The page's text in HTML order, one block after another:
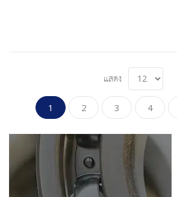
แสดง
PageYou're currently reading page
1
Page
2
Page
3
Page
4